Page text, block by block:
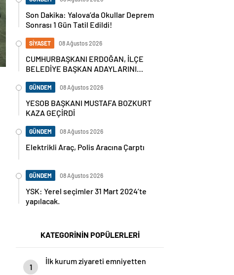
Son Dakika: Yalova’da Okullar Deprem
Sonrası 1 Gün Tatil Edildi!
SİYASET 08 Ağustos 2026
CUMHURBAŞKANI ERDOĞAN, İLÇE
BELEDİYE BAŞKAN ADAYLARINI
GÜNDEM 08 Ağustos 2026
YESOB BAŞKANI MUSTAFA BOZKURT
KAZA GEÇİRDİ
GÜNDEM 08 Ağustos 2026
Elektrikli Araç, Polis Aracına Çarptı
GÜNDEM 08 Ağustos 2026
YSK: Yerel seçimler 31 Mart 2024’te
yapılacak.
KATEGORİNİN POPÜLERLERİ
1
İlk kurum ziyareti emniyetten